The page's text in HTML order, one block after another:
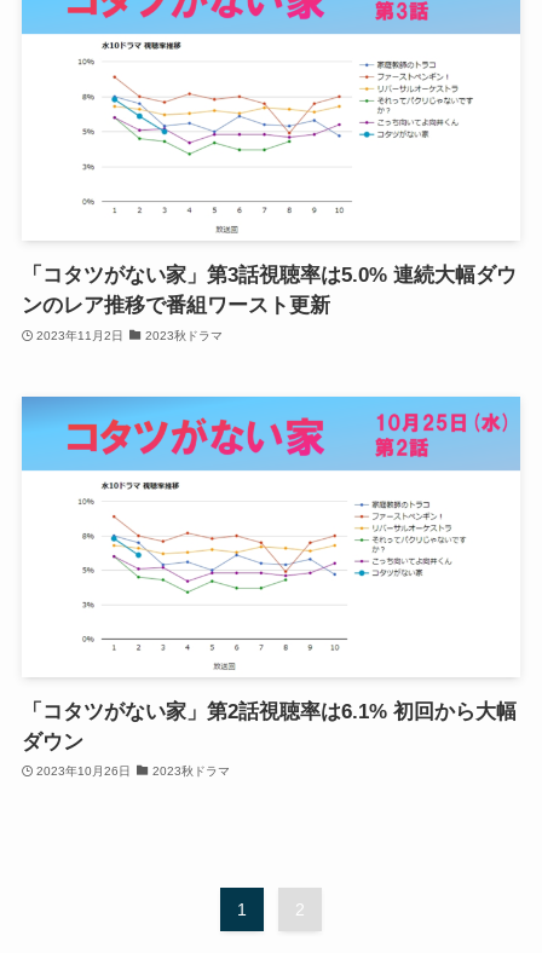
「コタツがない家」第3話視聴率は5.0% 連続大幅ダウ
ンのレア推移で番組ワースト更新
2023年11月2日 2023秋ドラマ
「コタツがない家」第2話視聴率は6.1% 初回から大幅
ダウン
2023年10月26日 2023秋ドラマ
1 2